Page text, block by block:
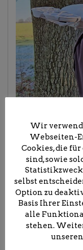
Wir
Webseiten-
Cookies, die
sind, sowie
selbst
Option zu
Basis Ihrer
alle
stehen.
unseren